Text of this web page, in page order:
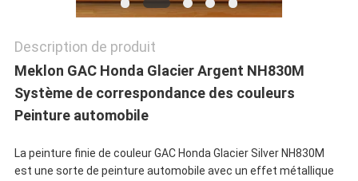
CONFIDENTIALITÉ
Description de produit
Meklon GAC Honda Glacier Argent NH830M
Système de correspondance des couleurs
Peinture automobile
La peinture finie de couleur GAC Honda Glacier Silver NH830M
est une sorte de peinture automobile avec un effet métallique